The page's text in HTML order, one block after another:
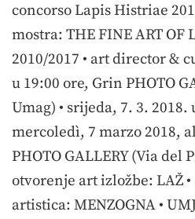
concorso Lapis Histriae
mostra: THE FINE ART OF
2010/2017 • art director &
u 19:00 ore, Grin PHOTO
Umag) • srijeda, 7. 3. 2018.
mercoledì, 7 marzo 2018,
PHOTO GALLERY (Via del
otvorenje art izložbe: LAŽ
artistica: MENZOGNA •